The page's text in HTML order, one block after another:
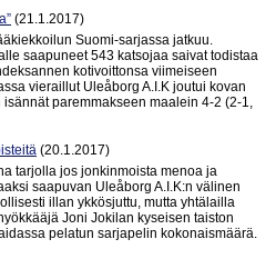
(21.1.2017)
Suomi-sarjassa jatkuu.
saapuneet 543 katsojaa saivat todistaa
kotivoittonsa viimeiseen
vieraillut Uleåborg A.I.K joutui kovan
paremmakseen maalein 4-2 (2-1,
(20.1.2017)
tarjolla jos jonkinmoista menoa ja
saapuvan Uleåborg A.I.K:n välinen
illan ykkösjuttu, mutta yhtälailla
Joni Jokilan kyseisen taiston
pelatun sarjapelin kokonaismäärä.